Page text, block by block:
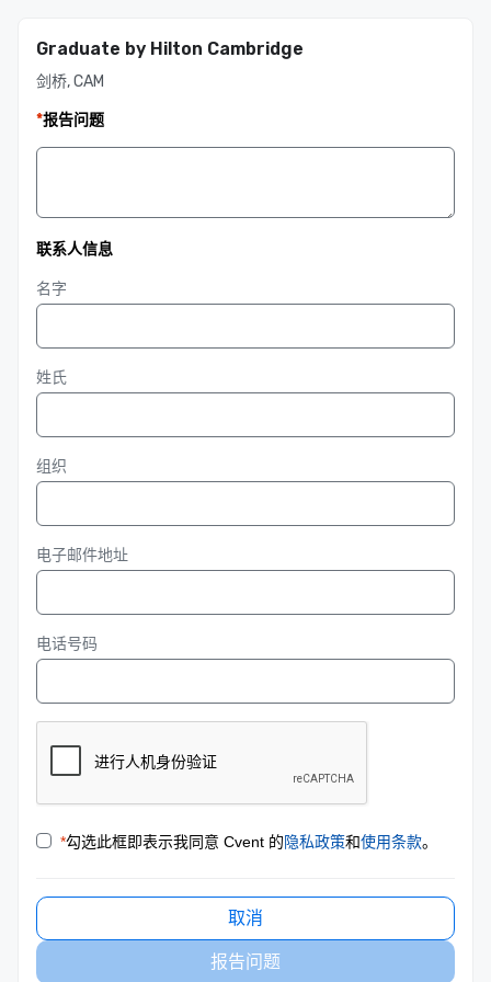
Graduate by Hilton Cambridge
剑桥, CAM
*报告问题
联系人信息
名字
姓氏
组织
电子邮件地址
电话号码
*勾选此框即表示我同意 Cvent 的隐私政策和使用条款。
取消
报告问题